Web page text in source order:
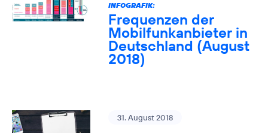
INFOGRAFIK:
Frequenzen der
Mobilfunkanbieter in
Deutschland (August
2018)
31. August 2018